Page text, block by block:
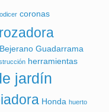
coronas
Guadarrama
herramientas
jardín
Honda huerto